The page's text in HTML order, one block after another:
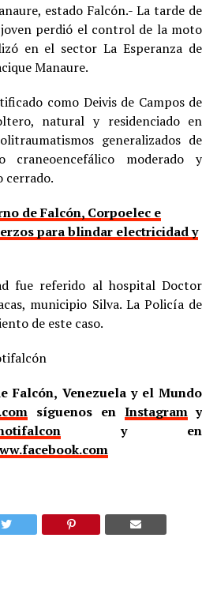
estado Falcón.- La tarde de
perdió el control de la moto
en el sector La Esperanza de
Manaure.
como Deivis de Campos de
natural y residenciado en
generalizados de
craneoencefálico moderado y
cerrado.
de Falcón, Corpoelec e
para blindar electricidad y
fue referido al hospital Doctor
municipio Silva. La Policía de
de este caso.
Falcón, Venezuela y el Mundo
síguenos en Instagramy
y en